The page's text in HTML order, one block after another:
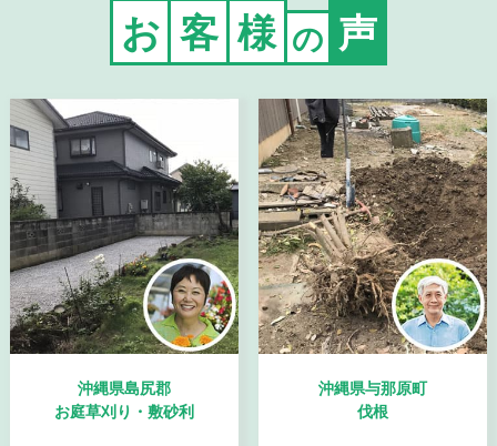
お 客 様 の 声
沖縄県島尻郡
お庭草刈り・敷砂利
沖縄県与那原町
伐根